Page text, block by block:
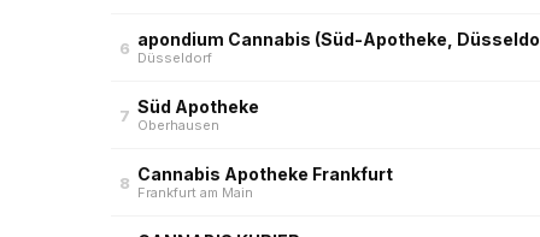
6 apondium Cannabis (Süd-Apotheke,
Düsseldorf
7 Süd Apotheke
Oberhausen
8 Cannabis Apotheke Frankfurt
Frankfurt am Main